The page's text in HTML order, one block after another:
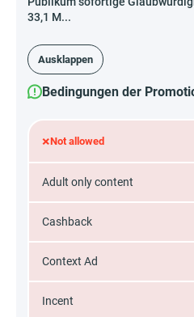
33,1 M...
Ausklappen
Bedingungen der
×Not allowed
Adult only content
Cashback
Context Ad
Incent